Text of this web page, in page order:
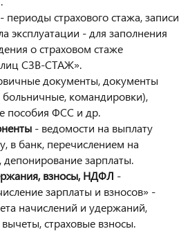
периоды страхового стажа, записи
эксплуатации - для заполнения
о страховом стаже
лиц СЗВ-СТАЖ».
документы, документы
больничные, командировки),
пособия ФСС и др.
- ведомости на выплату
в банк, перечислением на
депонирование зарплаты.
взносы, НДФЛ -
зарплаты и взносов» -
начислений и удержаний,
страховые взносы.